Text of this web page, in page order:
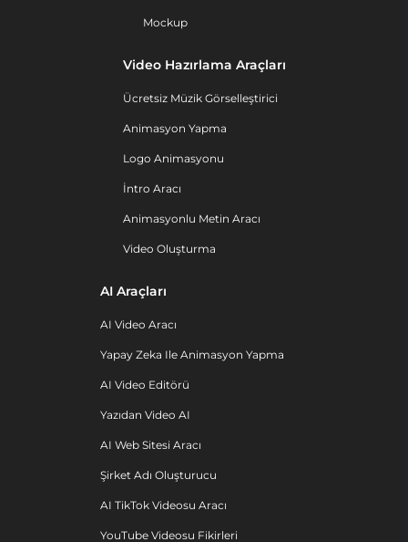
Mockup
Video Hazırlama Araçları
Ücretsiz Müzik Görselleştirici
Animasyon Yapma
Logo Animasyonu
İntro Aracı
Animasyonlu Metin Aracı
Video Oluşturma
AI Araçları
AI Video Aracı
Yapay Zeka Ile Animasyon Yapma
AI Video Editörü
Yazıdan Video AI
AI Web Sitesi Aracı
Şirket Adı Oluşturucu
AI TikTok Videosu Aracı
YouTube Videosu Fikirleri